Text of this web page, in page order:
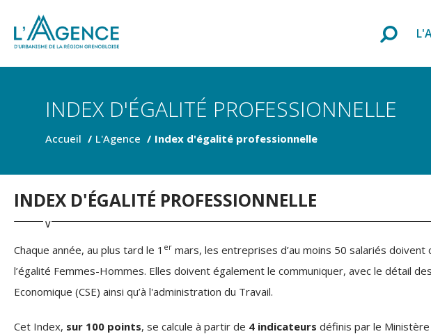
F
o
r
m
u
l
a
i
r
e
d
e
r
e
c
h
e
r
c
h
e
INDEX D'ÉGALITÉ PROFESSIONNELLE
Accueil L'Agence Index d'égalité professionnelle
INDEX D'ÉGALITÉ PROFESSIONNELLE
Chaque année, au plus tard le 1 er mars, les entreprises d’au moins 50 salariés
l’égalité Femmes-Hommes. Elles doivent également le communiquer, avec le détail
Economique (CSE) ainsi qu’à l'administration du Travail.
Cet Index, sur 100 points, se calcule à partir de 4 indicateurs définis par le